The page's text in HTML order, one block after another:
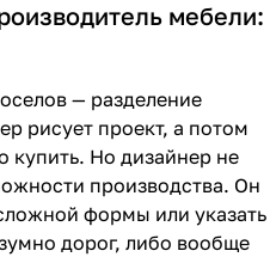
мебели:
— разделение
рисует проект, а потом
купить. Но дизайнер не
производства. Он
формы или указать
дорог, либо вообще